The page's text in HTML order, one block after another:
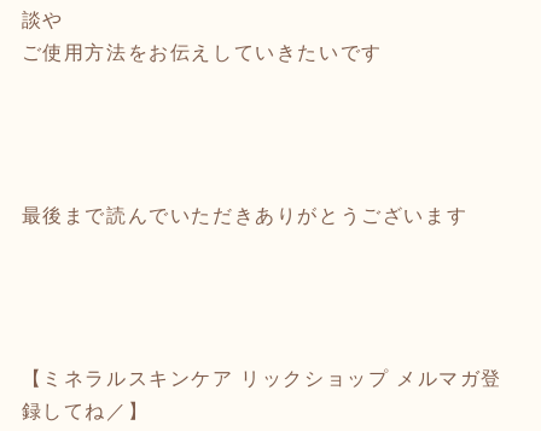
談や
ご使用方法をお伝えしていきたいです
最後まで読んでいただきありがとうございます
【ミネラルスキンケア リックショップ メルマガ登
録してね／】